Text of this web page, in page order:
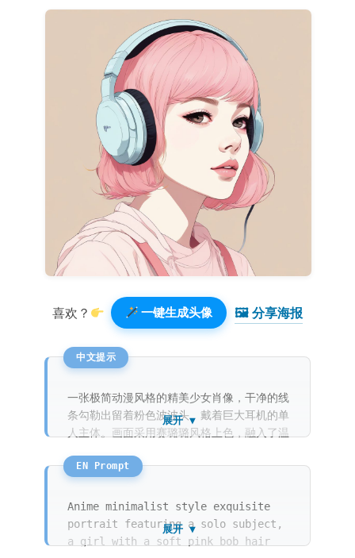
喜欢？ 一键生成头像 🖼 分享海报️
一张极简动漫风格的精美少女肖像，干净的线
条勾勒出留着粉色波波头、戴着巨大耳机的单
人主体。画面采用赛璐璐风格上色，融入了温
浅奶油黄色，整体氛围清新时尚。
展开 ▼
Anime minimalist style exquisite
portrait featuring a solo subject,
a girl with a soft pink bob hair
展开 ▼